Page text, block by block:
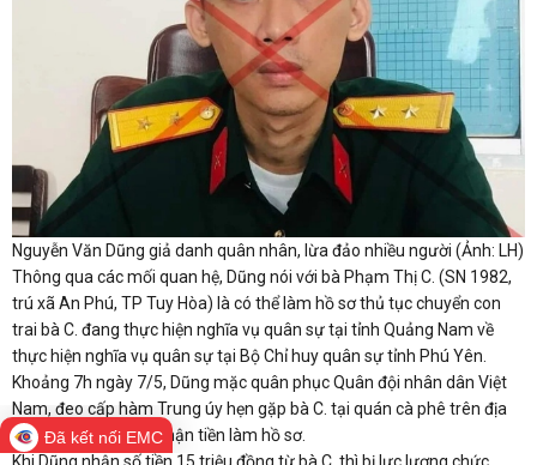
Nguyễn Văn Dũng giả danh quân nhân, lừa đảo nhiều người (Ảnh: LH)
Thông qua các mối quan hệ, Dũng nói với bà Phạm Thị C. (SN 1982,
trú xã An Phú, TP Tuy Hòa) là có thể làm hồ sơ thủ tục chuyển con
trai bà C. đang thực hiện nghĩa vụ quân sự tại tỉnh Quảng Nam về
thực hiện nghĩa vụ quân sự tại Bộ Chỉ huy quân sự tỉnh Phú Yên.
Khoảng 7h ngày 7/5, Dũng mặc quân phục Quân đội nhân dân Việt
Nam, đeo cấp hàm Trung úy hẹn gặp bà C. tại quán cà phê trên địa
bàn TP Tuy Hòa để nhận tiền làm hồ sơ.
Đã kết nối EMC